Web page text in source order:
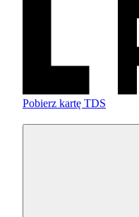
Pobierz kartę TDS